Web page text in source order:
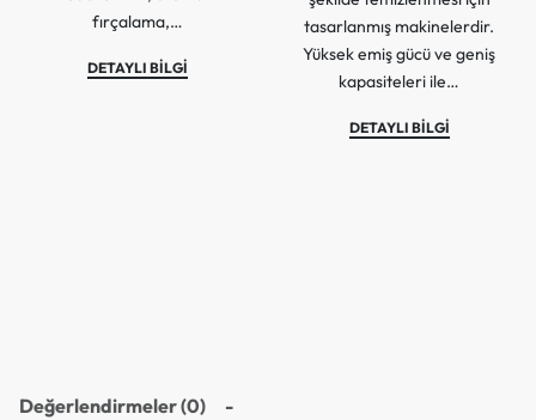
fırçalama,…
DETAYLI BİLGİ
tasarlanmış makinelerdir.
Yüksek emiş gücü ve geniş
kapasiteleri ile…
DETAYLI BİLGİ
Değerlendirmeler (0)